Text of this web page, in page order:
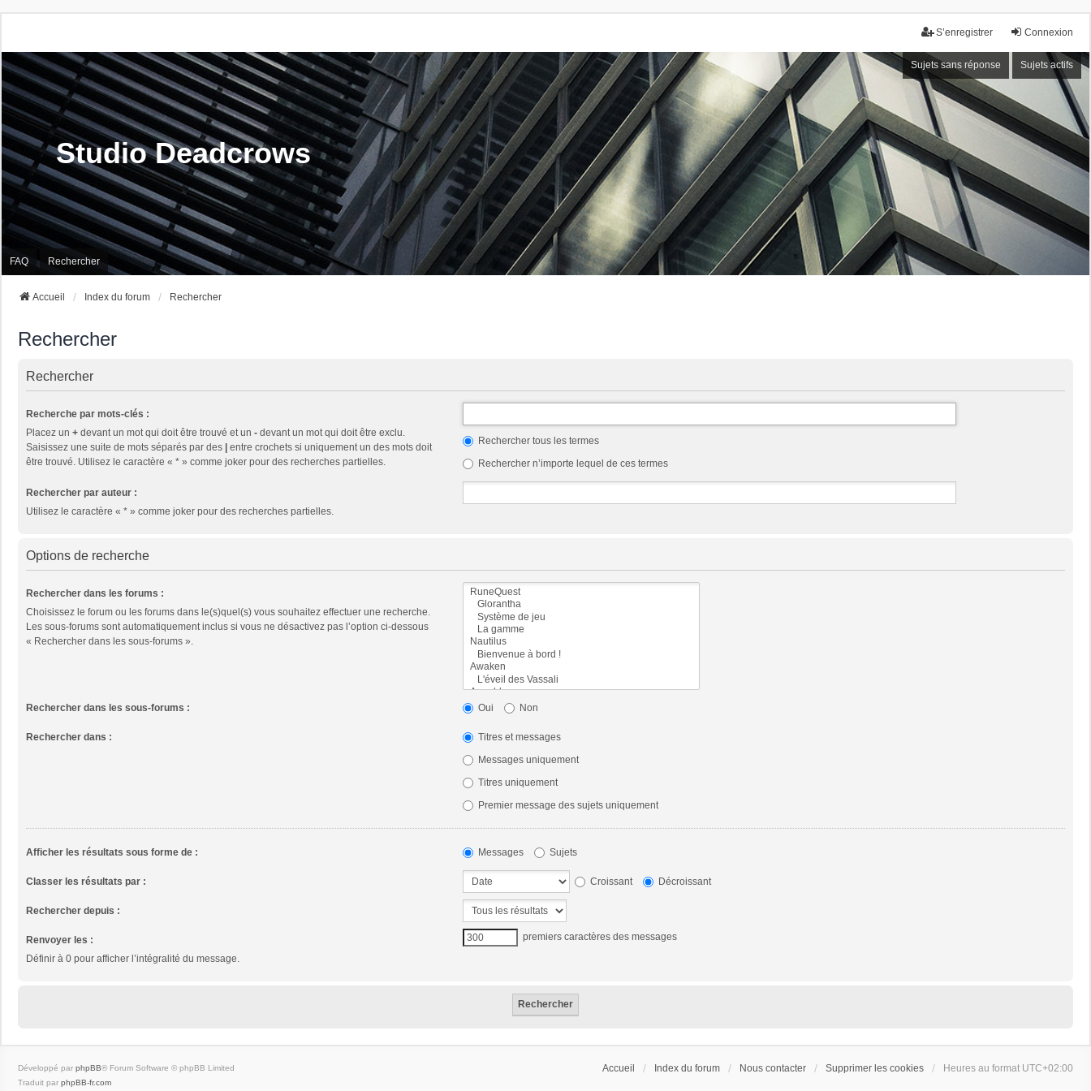
Connexion
S’enregistrer
Sujets sans réponse Sujets actifs
Studio Deadcrows
FAQ Rechercher
Accueil Index du forum Rechercher
Rechercher
Rechercher
Recherche par mots-clés :
Placez un + devant un mot qui doit être trouvé et un - devant un mot qui doit être exclu.
Saisissez une suite de mots séparés par des | entre crochets si uniquement un des mots doit
être trouvé. Utilisez le caractère « * » comme joker pour des recherches partielles.
Rechercher tous les termes
Rechercher n’importe lequel de ces termes
Rechercher par auteur :
Utilisez le caractère « * » comme joker pour des recherches partielles.
Options de recherche
Rechercher dans les forums :
Choisissez le forum ou les forums dans le(s)quel(s) vous souhaitez effectuer une recherche.
Les sous-forums sont automatiquement inclus si vous ne désactivez pas l’option ci-dessous
« Rechercher dans les sous-forums ».
Rechercher dans les sous-forums : Oui Non
Rechercher dans :
Titres et messages
Messages uniquement
Titres uniquement
Premier message des sujets uniquement
Afficher les résultats sous forme de : Messages Sujets
Classer les résultats par : Croissant Décroissant
Rechercher depuis :
Renvoyer les :
Définir à 0 pour afficher l’intégralité du message.
premiers caractères des messages
Accueil Index du forum Nous contacter Supprimer les cookies Heures au format UTC+02:00
Développé par phpBB® Forum Software © phpBB Limited
Traduit par phpBB-fr.com